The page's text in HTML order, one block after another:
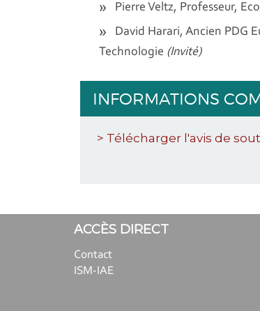
Pierre Veltz, Professeur,
David Harari, Ancien PDG
Technologie (Invité)
INFORMATIONS
> Télécharger l'avis de
ACCÈS DIRECT
Contact
ISM-IAE